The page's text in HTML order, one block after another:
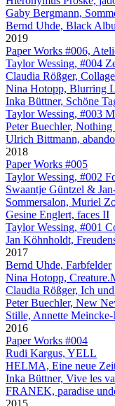
Gaby Bergmann,
Bernd Uhde, Black
2019
Paper Works #006,
Taylor Wessing, #004
Claudia Rößger,
Nina Hotopp, Blurring
Inka Büttner, Schöne
Taylor Wessing, #003
Peter Buechler, Nothing
Ulrich Bittmann,
2018
Paper Works #005
Taylor Wessing, #002
Swaantje Güntzel &
Sommersalon, Muriel
Gesine Englert, faces II
Taylor Wessing, #001
Jan Köhnholdt,
2017
Bernd Uhde, Farbfelder
Nina Hotopp,
Claudia Rößger, Ich
Peter Buechler, New
Stille, Annette
2016
Paper Works #004
Rudi Kargus, YELL
HELMA, Eine neue
Inka Büttner, Vive les
FRANEK, paradise
2015